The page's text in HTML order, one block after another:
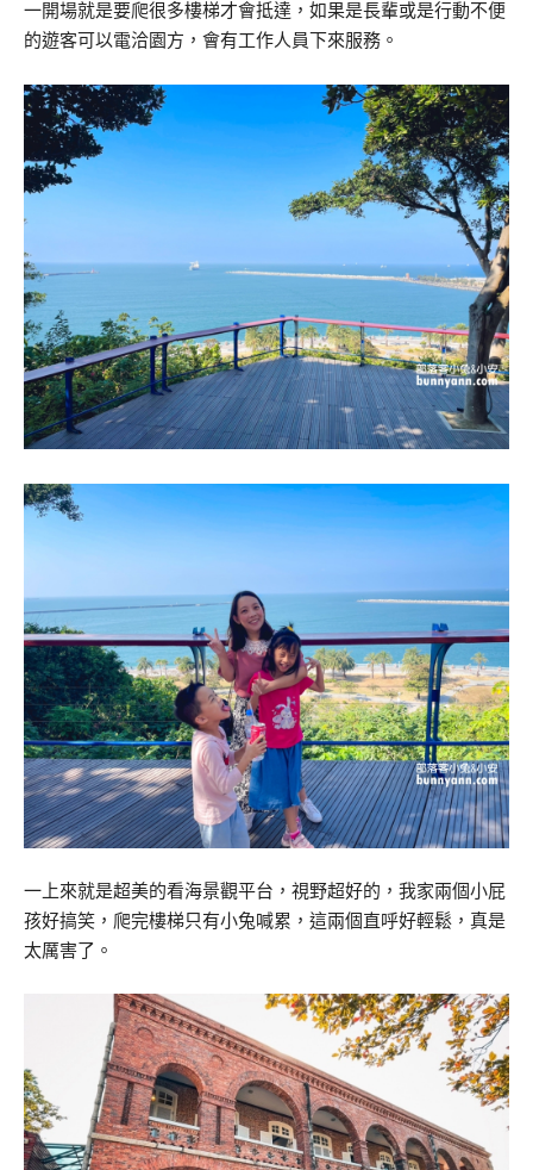
一開場就是要爬很多樓梯才會抵達，如果是長輩或是行動不便
的遊客可以電洽園方，會有工作人員下來服務。
一上來就是超美的看海景觀平台，視野超好的，我家兩個小屁
孩好搞笑，爬完樓梯只有小兔喊累，這兩個直呼好輕鬆，真是
太厲害了。